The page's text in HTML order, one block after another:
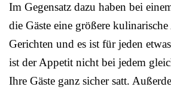
Im Gegensatz dazu haben bei
die Gäste eine größere
Gerichten und es ist für jeden
ist der Appetit nicht bei jedem
Ihre Gäste ganz sicher satt.